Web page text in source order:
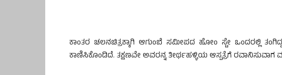
ಕಾಂತರ ಚಲನಚಿತ್ರಕ್ಕಾಗಿ ಆಗುಂಬೆ ಸಮೀಪದ ಹೋಂ ಸ್ಟೇ ಒಂದರಲ್ಲಿ
ಕಾಣಿಸಿಕೊಂಡಿದೆ. ತಕ್ಷಣವೇ ಅವರನ್ನ ತೀರ್ಥಹಳ್ಳಿಯ ಆಸ್ಪತ್ರೆಗೆ ರವಾನಿಸುವಾಗ